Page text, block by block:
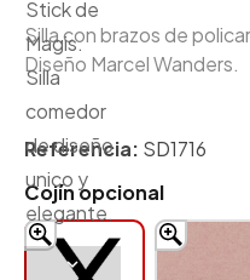
Silla con brazos de
Diseño Marcel Wanders.
Referencia: SD1716
Cojín opcional